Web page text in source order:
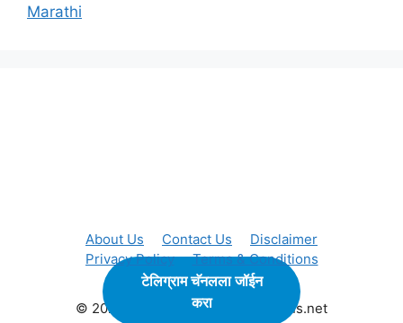
Marathi
टेलिग्राम चॅनलला जॉईन
करा
About Us Contact Us
Disclaimer
Privacy Policy
Terms & Conditions
© 2024 maharashtraboardsolutions.net